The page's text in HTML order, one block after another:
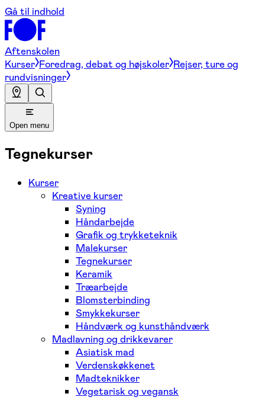
Gå til indhold
Aftenskolen
Kurser Foredrag, debat og højskoler Rejser, ture og
rundvisninger
Open menu
Tegnekurser
Kurser
Kreative kurser
Syning
Håndarbejde
Grafik og trykketeknik
Malekurser
Tegnekurser
Keramik
Træarbejde
Blomsterbinding
Smykkekurser
Håndværk og kunsthåndværk
Madlavning og drikkevarer
Asiatisk mad
Verdenskøkkenet
Madteknikker
Vegetarisk og vegansk